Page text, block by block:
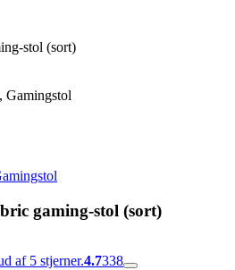
stol (sort)
Gamingstol
gaming-stol (sort)
af 5 stjerner.4.7338